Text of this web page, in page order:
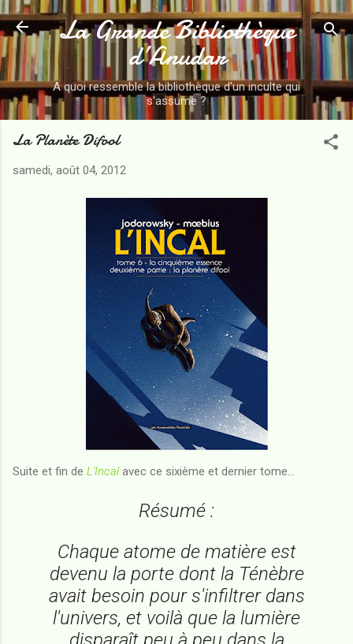
Accéder au contenu principal
La Grande Bibliothèque
d’Anudar
A quoi ressemble la bibliothèque d'un inculte qui
s'assume ?
La Planète Difool
samedi, août 04, 2012
Suite et fin de L'Incalavec ce sixième et dernier tome...
Résumé :
Chaque atome de matière est
devenu la porte dont la Ténèbre
avait besoin pour s'infiltrer dans
l'univers, et voilà que la lumière